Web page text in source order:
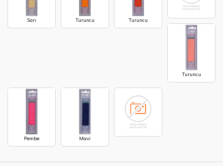
Sarı Turuncu Turuncu
Turuncu
Pembe Mavi